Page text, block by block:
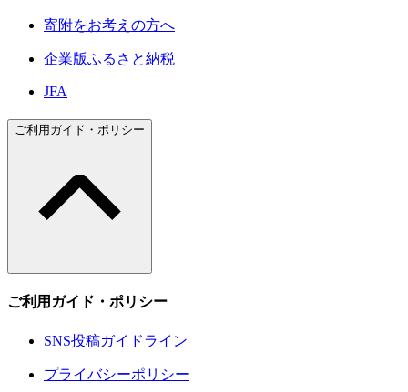
寄附をお考えの方へ
企業版ふるさと納税
JFA
ご利用ガイド・ポリシー
ご利用ガイド・ポリシー
SNS投稿ガイドライン
プライバシーポリシー